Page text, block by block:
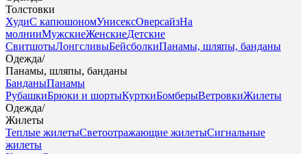
Толстовки
ХудиС капюшономУнисексОверсайзНа
молнииМужскиеЖенскиеДетские
СвитшотыЛонгсливыБейсболкиПанамы, шляпы, банданы
Одежда/
Панамы, шляпы, банданы
БанданыПанамы
РубашкиБрюки и шортыКурткиБомберыВетровкиЖилеты
Одежда/
Жилеты
Теплые жилетыСветоотражающие жилетыСигнальные
жилеты